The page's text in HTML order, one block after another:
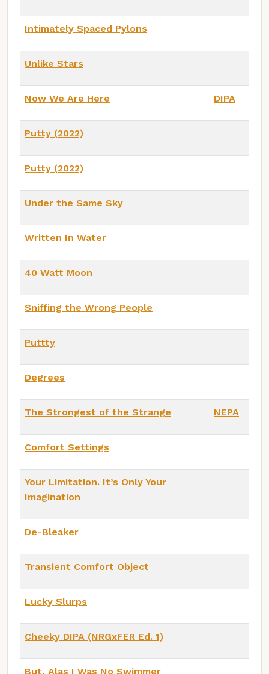
Intimately Spaced Pylons
Unlike Stars
Now We Are Here DIPA
Putty (2022)
Putty (2022)
Under the Same Sky
Written In Water
40 Watt Moon
Sniffing the Wrong People
Puttty
Degrees
The Strongest of the Strange NEPA
Comfort Settings
Your Limitation. It’s Only Your
Imagination
De-Bleaker
Transient Comfort Object
Lucky Slurps
Cheeky DIPA (NRGxFER Ed. 1)
But, Alas I Was No Swimmer